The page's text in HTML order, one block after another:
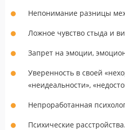
Непонимание разницы
Ложное чувство стыда и
Запрет на эмоции,
Уверенность в своей
«неидеальности»,
Непроработанная
Психические расстройства.